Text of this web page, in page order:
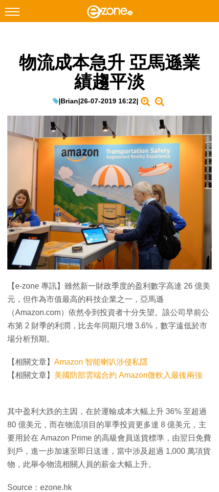
Facebook Instagram
遊戲動漫
教學評測
EduTech
IT Times
生成式AI與雲端應用
Enterprise Digital Transformation
特集
物流成本急升 亞馬遜業
績趨平淡
|Brian|26-07-2019 16:22|
【e-zone 專訊】雖然新一財政季度的盈利數字高達 26 億美
元，但作為市值最高的科技企業之一，亞馬遜
（Amazon.com）依然令到投資者十分失望。該公司早前公
布第 2 財季的利潤，比去年同期只增 3.6%，數字遠低於市
場分析預期。
【相關文章】 Amazon 智能喇叭涉侵私隱
【相關文章】 美國防部雲端合約 Amazon微軟入最後兩強
其中盈利大跌的主因，在於運輸成本大幅上升 36% 至超過
80 億美元，而在物流項目的單季投資更多達 8 億美元，主
要用於在 Amazon Prime 的高級會員送貨標準，由翌日免費
到戶，進一步加速至即日送達，當中涉及超過 1,000 萬項貨
物，此舉令物流相關人員的薪金大幅上升。
Source：ezone.hk